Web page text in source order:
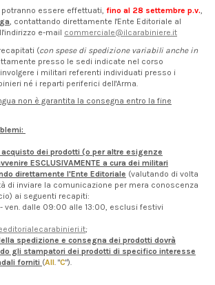
essere effettuati, fino al 28 settembre p.v.,
, contattando direttamente l'Ente Editoriale al
e-mail commerciale@ilcarabiniere.it
(con spese di spedizione variabili anche in
presso le sedi indicate nel corso
i militari referenti individuati presso i
né i reparti periferici dell'Arma.
non è garantita la consegna entro la fine
dei prodotti (o per altre esigenze
ESCLUSIVAMENTE a cura dei militari
direttamente l'Ente Editoriale (valutando di volta
di inviare la comunicazione per mera conoscenza
ai seguenti recapiti:
- ven. dalle 09:00 alle 13:00, esclusi festivi
;
spedizione e consegna dei prodotti dovrà
gli stampatori dei prodotti di specifico interesse
forniti (All. "C").